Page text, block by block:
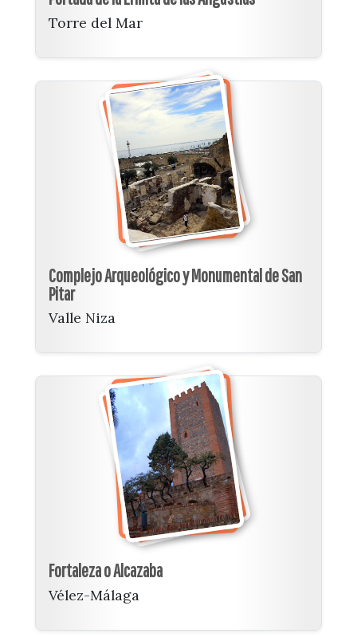
Torre del Mar
Complejo Arqueológico y Monumental de San
Pitar
Valle Niza
Fortaleza o Alcazaba
Vélez-Málaga